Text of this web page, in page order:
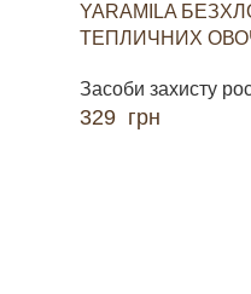
YARAMILA
ТЕПЛИЧНИХ
Засоби захисту
329 грн